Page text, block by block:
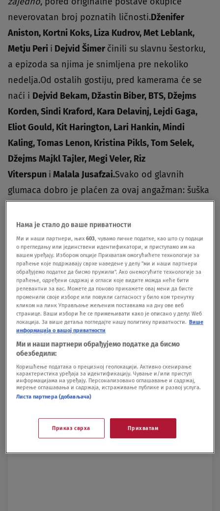
neverovatan broj poznatih ličnosti.Dženifer
Aniston, Kortni Koks, Liza Kudrov, Met Leblank,
Metju Peri i Dejvid Šimer činili su slavnu šestorku,
a epizoda sa njima je snimljena pre nekoliko
nedelja.Od ostalih gostiju, pred kamerama će se
naći i Dejvid Bekam, Džastin Biber, BTS, Džejms
Korden, Sindi Kraford, Kara Delavinj, Lejdi Gaga,
Eliot Gould, Kit Harington, Lari Hankin, Mindi
Kaling, Tomas Lenon, Kristina Pikls, Tom Selek,
Džejms Majkl Tajler, Megi Veler, Riz
Viterspun i Malala Jusafzai.Svako od glavnih
glumaca dobro je plaćen za ovaj angažman: šuška
svakom.Za sada nije poznato da li će ovaj specijal
biti dostupan na lokalnom striming servisu
kompanije HBO, HBO GO-u.
Нама је стало до ваше приватности
Ми и наши партнери, њих603, чувамо личне податке, као што су подаци
о прегледању или јединствени идентификатори, и приступамо им на
вашем уређају. Избором опције Прихватам омогућићете технологије за
праћење које подржавају сврхе наведене у делу "ми и наши партнери
обрађујемо податке да бисмо пружили". Ако онемогућите технологије за
праћење, одређени садржај и огласи које видите можда неће бити
релевантни за вас. Можете да поново прикажете овај мени да бисте
променили своје изборе или повукли сагласност у било ком тренутку
кликом на линк Управљање жељеним поставкама на дну ове веб
странице. Ваши избори ће се примењивати како је описано у делу: Wеб
локација. За више детаља погледајте нашу политику приватности. Више
информација о вашој приватности
Ми и наши партнери обрађујемо податке да бисмо
обезбедили:
Коришћење података о прецизној геолокацији. Активно скенирање
карактеристика уређаја за идентификацију. Чување и/или приступ
информацијама на уређају. Персонализовано оглашавање и садржај,
мерење оглашавања и садржаја, истраживање публике и развој услуга.
Листа партнера (добављача)
Приказ сврха Прихватам